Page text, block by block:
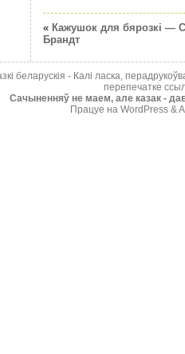
« Кажушок для бярозкi —
Брандт
беларускія - Калі ласка,
перепечатке
Cачыненняў не маем, але казак -
Працуе на WordPress &